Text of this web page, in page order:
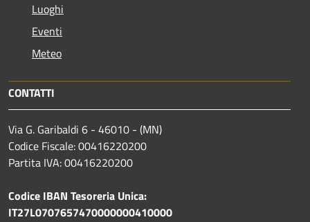
Luoghi
Eventi
Meteo
CONTATTI
Via G. Garibaldi 6 - 46010 - (MN)
Codice Fiscale: 00416220200
Partita IVA: 00416220200
Codice IBAN Tesoreria Unica:
IT27L0707657470000000410000